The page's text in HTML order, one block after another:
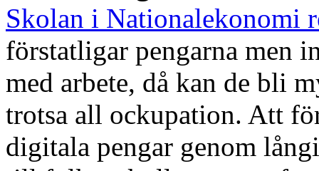
Skolan i Nationalekonomi
förstatligar pengarna men
med arbete, då kan de bli
trotsa all ockupation. Att
digitala pengar genom